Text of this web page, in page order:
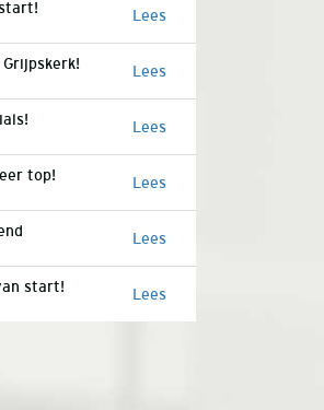
Lees
Lees
Lees
top! Lees
Lees
start! Lees